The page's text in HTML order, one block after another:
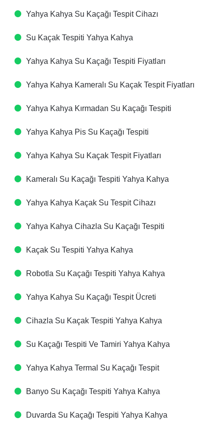
Yahya Kahya Su Kaçağı Tespit Cihazı​
Su Kaçak Tespiti​ Yahya Kahya
Yahya Kahya Su Kaçağı Tespiti Fiyatları​
Yahya Kahya Kameralı Su Kaçak Tespit Fiyatları​
Yahya Kahya Kırmadan Su Kaçağı Tespiti​
Yahya Kahya Pis Su Kaçağı Tespiti​
Yahya Kahya Su Kaçak Tespit Fiyatları​
Kameralı Su Kaçağı Tespiti​ Yahya Kahya
Yahya Kahya Kaçak Su Tespit Cihazı​
Yahya Kahya Cihazla Su Kaçağı Tespiti​
Kaçak Su Tespiti​ Yahya Kahya
Robotla Su Kaçağı Tespiti​ Yahya Kahya
Yahya Kahya Su Kaçağı Tespit Ücreti​
Cihazla Su Kaçak Tespiti​ Yahya Kahya
Su Kaçağı Tespiti Ve Tamiri​ Yahya Kahya
Yahya Kahya Termal Su Kaçağı Tespit ​
Banyo Su Kaçağı Tespiti​ Yahya Kahya
Duvarda Su Kaçağı Tespiti​ Yahya Kahya